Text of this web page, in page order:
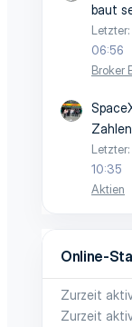
baut
06:56
Broker
10:35
Aktien
Online-
Zurzeit
Zurzeit